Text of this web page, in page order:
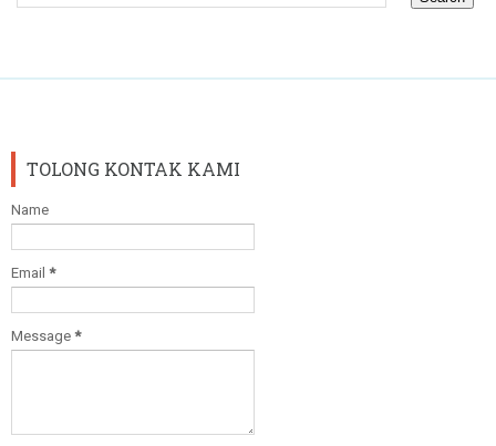
TOLONG KONTAK KAMI
Name
Email *
Message *